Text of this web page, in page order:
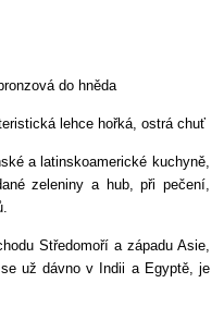
do hněda
lehce hořká, ostrá chuť
a latinskoamerické kuchyně,
zeleniny a hub, při pečení,
Středomoří a západu Asie,
už dávno v Indii a Egyptě, je